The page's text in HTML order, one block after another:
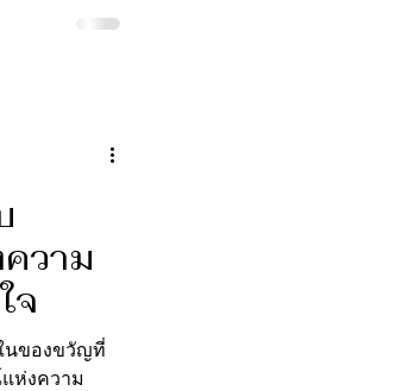
วาม
จ
นของขวัญที่
ห่งความ